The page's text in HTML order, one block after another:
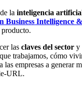
la inteligencia
Business Intelligence
las claves del sector y
trabajamos, cómo
las empresas a generar
URL.